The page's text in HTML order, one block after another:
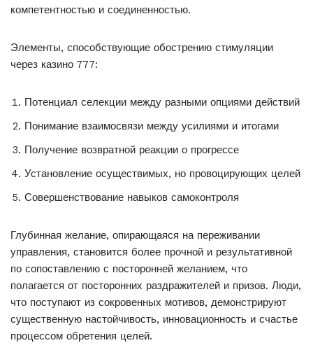
компетентностью и соединенностью.
Элементы, способствующие обострению стимуляции
через казино 777:
Потенциал селекции между разными опциями действий
Понимание взаимосвязи между усилиями и итогами
Получение возвратной реакции о прогрессе
Установление осуществимых, но провоцирующих целей
Совершенствование навыков самоконтроля
Глубинная желание, опирающаяся на переживании
управления, становится более прочной и результативной
по сопоставлению с посторонней желанием, что
полагается от посторонних раздражителей и призов. Люди,
что поступают из сокровенных мотивов, демонстрируют
существенную настойчивость, инновационность и счастье
процессом обретения целей.